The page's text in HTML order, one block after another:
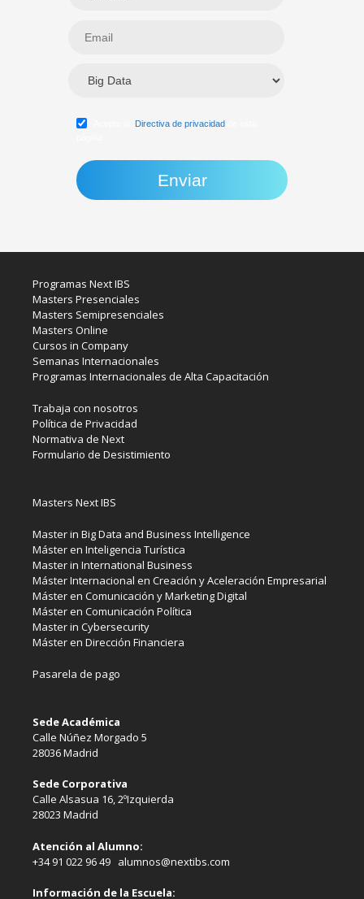
Directiva de privacidad
Programas Next IBS
Masters Presenciales
Masters Semipresenciales
Masters Online
Cursos in Company
Semanas Internacionales
Programas Internacionales de Alta Capacitación
Trabaja con nosotros
Política de Privacidad
Normativa de Next
Formulario de Desistimiento
Masters Next IBS
Master in Big Data and Business Intelligence
Máster en Inteligencia Turística
Master in International Business
Máster Internacional en Creación y Aceleración Empresarial
Máster en Comunicación y Marketing Digital
Máster en Comunicación Política
Master in Cybersecurity
Máster en Dirección Financiera
Pasarela de pago
Sede Académica
Calle Núñez Morgado 5
28036 Madrid
Sede Corporativa
Calle Alsasua 16, 2ºIzquierda
28023 Madrid
Atención al Alumno:
+34 91 022 96 49 alumnos@nextibs.com
Información de la Escuela: